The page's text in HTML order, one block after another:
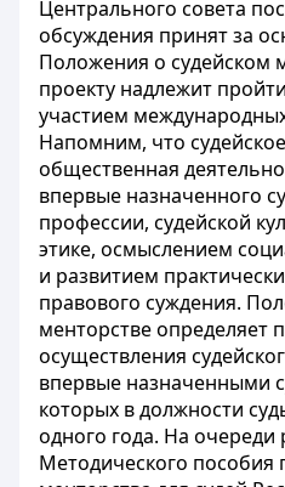
Центрального совета
обсуждения принят за
Положения о судейском
проекту надлежит
участием
Напомним, что
общественная
впервые назначенного
профессии, судейской
этике, осмыслением
и развитием
правового суждения.
менторстве определяет
осуществления
впервые назначенными
которых в должности
одного года. На очереди
Методического